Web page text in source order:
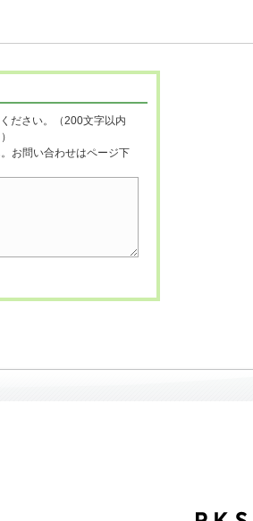
ださい。（200文字以内
お問い合わせはページ下